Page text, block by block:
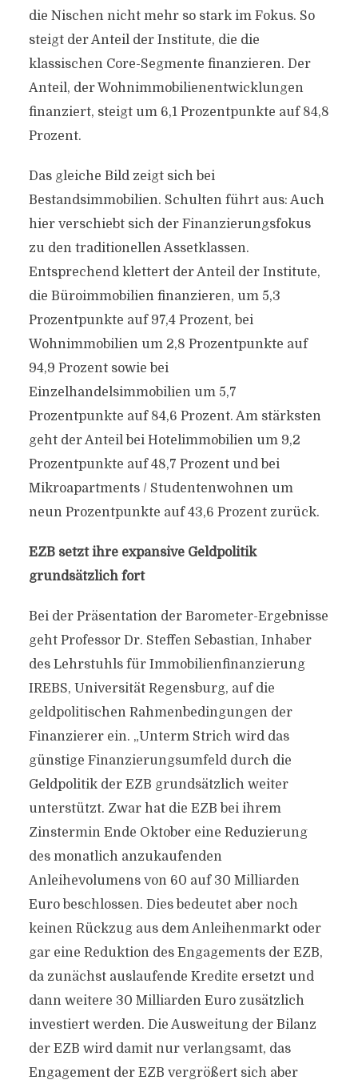
die Nischen nicht mehr so stark im Fokus. So
steigt der Anteil der Institute, die die
klassischen Core-Segmente finanzieren. Der
Anteil, der Wohnimmobilienentwicklungen
finanziert, steigt um 6,1 Prozentpunkte auf 84,8
Prozent.
Das gleiche Bild zeigt sich bei
Bestandsimmobilien. Schulten führt aus: Auch
hier verschiebt sich der Finanzierungsfokus
zu den traditionellen Assetklassen.
Entsprechend klettert der Anteil der Institute,
die Büroimmobilien finanzieren, um 5,3
Prozentpunkte auf 97,4 Prozent, bei
Wohnimmobilien um 2,8 Prozentpunkte auf
94,9 Prozent sowie bei
Einzelhandelsimmobilien um 5,7
Prozentpunkte auf 84,6 Prozent. Am stärksten
geht der Anteil bei Hotelimmobilien um 9,2
Prozentpunkte auf 48,7 Prozent und bei
Mikroapartments / Studentenwohnen um
neun Prozentpunkte auf 43,6 Prozent zurück.
EZB setzt ihre expansive Geldpolitik
grundsätzlich fort
Bei der Präsentation der Barometer-Ergebnisse
geht Professor Dr. Steffen Sebastian, Inhaber
des Lehrstuhls für Immobilienfinanzierung
IREBS, Universität Regensburg, auf die
geldpolitischen Rahmenbedingungen der
Finanzierer ein. „Unterm Strich wird das
günstige Finanzierungsumfeld durch die
Geldpolitik der EZB grundsätzlich weiter
unterstützt. Zwar hat die EZB bei ihrem
Zinstermin Ende Oktober eine Reduzierung
des monatlich anzukaufenden
Anleihevolumens von 60 auf 30 Milliarden
Euro beschlossen. Dies bedeutet aber noch
keinen Rückzug aus dem Anleihenmarkt oder
gar eine Reduktion des Engagements der EZB,
da zunächst auslaufende Kredite ersetzt und
dann weitere 30 Milliarden Euro zusätzlich
investiert werden. Die Ausweitung der Bilanz
der EZB wird damit nur verlangsamt, das
Engagement der EZB vergrößert sich aber